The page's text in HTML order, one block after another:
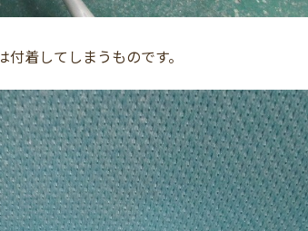
着してしまうものです。